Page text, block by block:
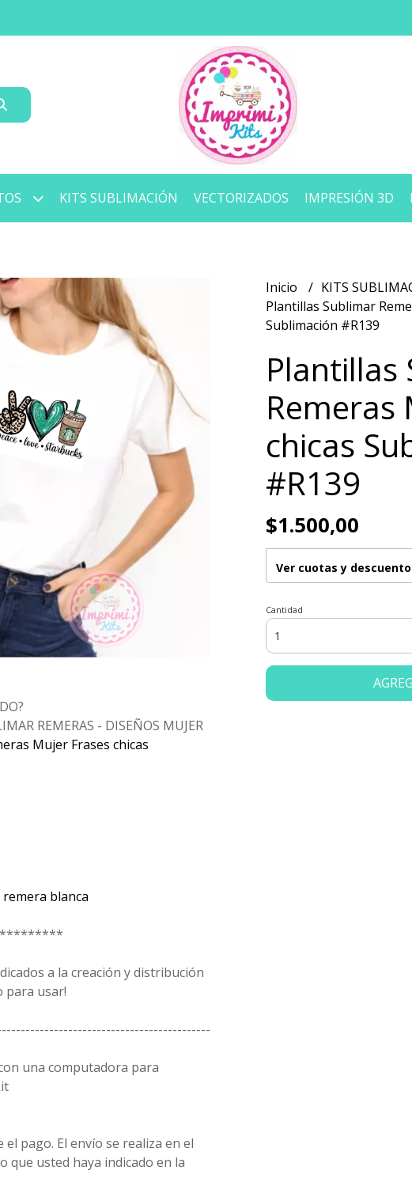
KITS SUBLIMACIÓN VECTORIZADOS IMPRESIÓN 3D
REMERAS - DISEÑOS MUJER
Mujer Frases chicas
blanca
a la creación y distribución
para usar!
una computadora para
el pago. El envío se realiza en el
que usted haya indicado en la
Inicio KITS
Plantillas Sublimar
Sublimación #R139
Plantillas
Remeras
chicas
#R139
$1.500,00
Ver cuotas y
Cantidad